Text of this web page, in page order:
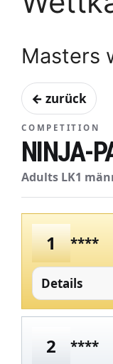
Masters
← zurück
COMPETITION
NINJA-
Adults LK1
1 ****
Details
2 ****